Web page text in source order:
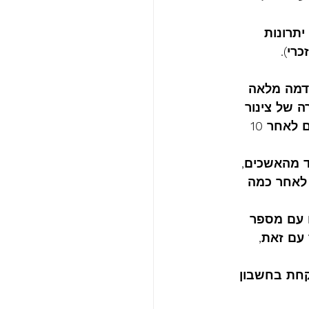
מלאה
של צינור
מהאשכים,
לאחר כמה
עם מספר
עם זאת,
בחשבון